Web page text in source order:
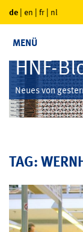
de | en | fr | nl
MENÜ
HNF-
Neues von
TAG: